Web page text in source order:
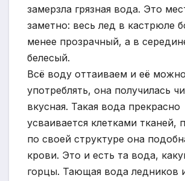
замерзла грязная вода. Это
заметно: весь лед в кастрюле
менее прозрачный, а в
белесый.
Всё воду оттаиваем и её можно
употреблять, она получилась
вкусная. Такая вода прекрасно
усваивается клетками тканей,
по своей структуре она
крови. Это и есть та вода,
горцы. Тающая вода ледников